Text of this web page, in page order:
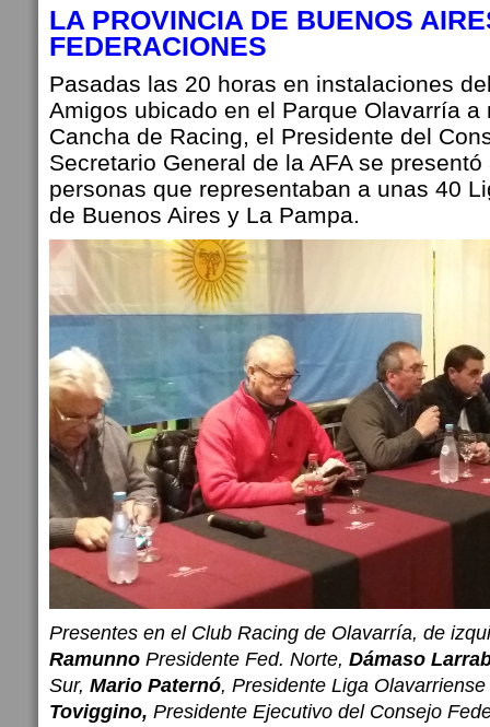
LA PROVINCIA DE BUENOS
FEDERACIONES
Pasadas las 20 horas en instalaciones
Amigos ubicado en el Parque Olavarría a
Cancha de Racing, el Presidente del
Secretario General de la AFA se
personas que representaban a unas 40
de Buenos Aires y La Pampa.
Presentes en el Club Racing de Olavarría, de
Ramunno Presidente Fed. Norte, Dámaso
Sur, Mario Paternó, Presidente Liga
Toviggino, Presidente Ejecutivo del Consejo